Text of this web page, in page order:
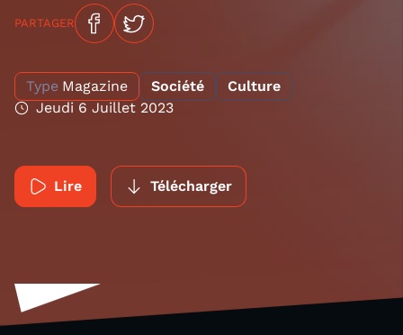
PARTAGER
Type Magazine Société
Culture
Jeudi 6 Juillet 2023
Lire Télécharger